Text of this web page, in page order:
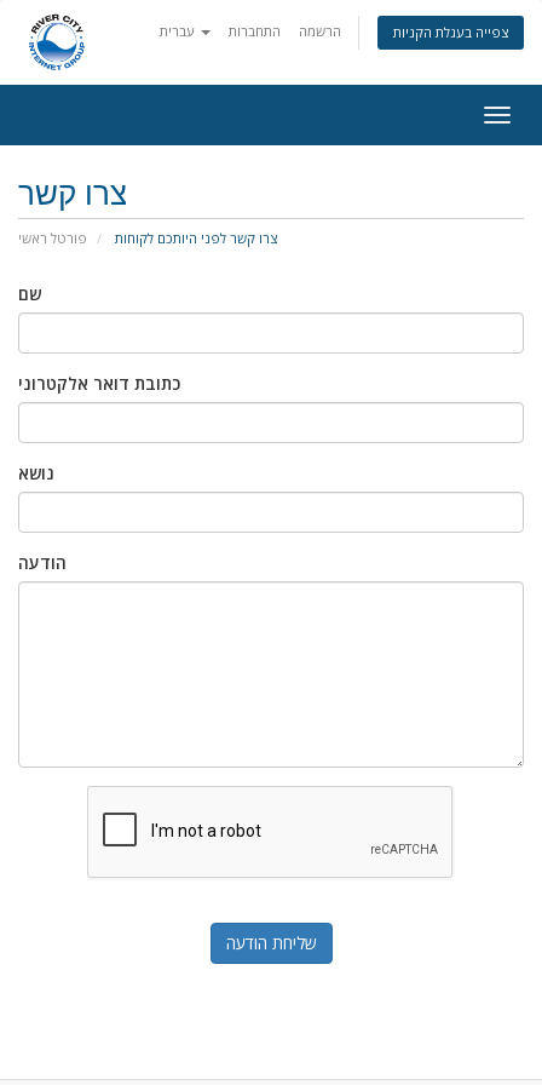
התחברות הרשמה צפייה בעגלת הקניות
ניווט
צרו קשר
פורטל ראשי צרו קשר לפני היותכם לקוחות
שם
כתובת דואר אלקטרוני
נושא
הודעה
שליחת הודעה